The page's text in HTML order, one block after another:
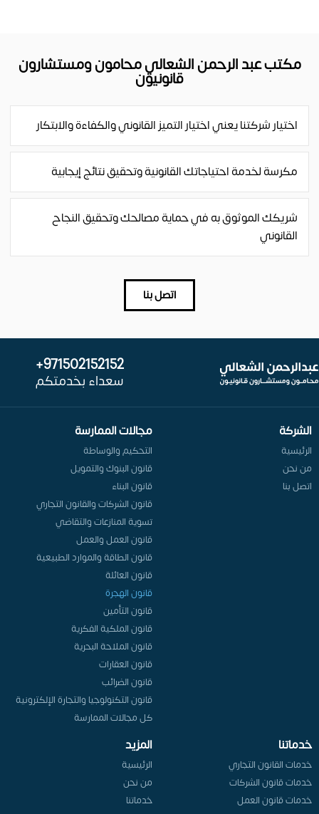
مكتب عبد الرحمن الشعالي محامون ومستشارون
قانونيون
اختيار شركتنا يعني اختيار التميز القانوني والكفاءة والابتكار
مكرسة لخدمة احتياجاتك القانونية وتحقيق نتائج إيجابية
شريكك الموثوق به في حماية مصالحك وتحقيق النجاح
القانوني
اتصل بنا
971502152152+
سعداء بخدمتكم
الشركة
الرئيسية
من نحن
اتصل بنا
مجالات الممارسة
التحكيم والوساطة
قانون البنوك والتمويل
قانون البناء
قانون الشركات والقانون التجاري
تسوية المنازعات والتقاضي
قانون العمل والعمل
قانون الطاقة والموارد الطبيعية
قانون العائلة
قانون الهجرة
قانون التأمين
قانون الملكية الفكرية
قانون الملاحة البحرية
قانون العقارات
قانون الضرائب
قانون التكنولوجيا والتجارة الإلكترونية
كل مجالات الممارسة
خدماتنا
خدمات القانون التجاري
خدمات قانون الشركات
خدمات قانون العمل
المزيد
الرئيسية
من نحن
خدماتنا